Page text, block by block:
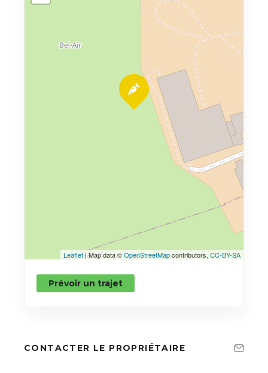
Leaflet| Map data ©OpenStreetMapcontributors, CC-BY-SA
Prévoir un trajet
CONTACTER LE PROPRIÉTAIRE